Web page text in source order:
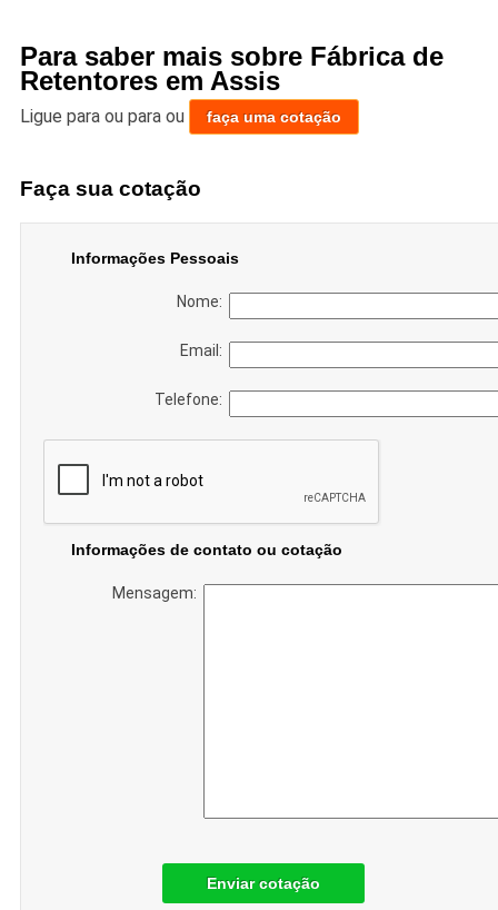
Para saber mais sobre Fábrica de
Retentores em Assis
Ligue para ou para ou faça uma cotação
Faça sua cotação
Informações Pessoais
Nome:
Email:
Telefone:
Informações de contato ou cotação
Mensagem:
Enviar cotação